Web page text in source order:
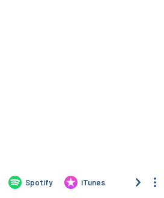
Spotify iTunes